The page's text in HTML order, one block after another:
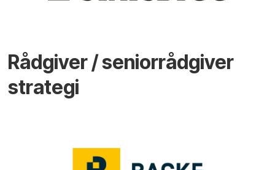
Rådgiver / seniorrådgiver
strategi